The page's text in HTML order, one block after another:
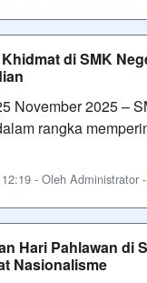
di SMK
November 2025 –
rangka
- Oleh Administrator
Hari Pahlawan di
Nasionalisme